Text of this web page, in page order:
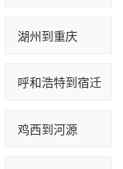
湖州到重庆
呼和浩特到宿迁
鸡西到河源